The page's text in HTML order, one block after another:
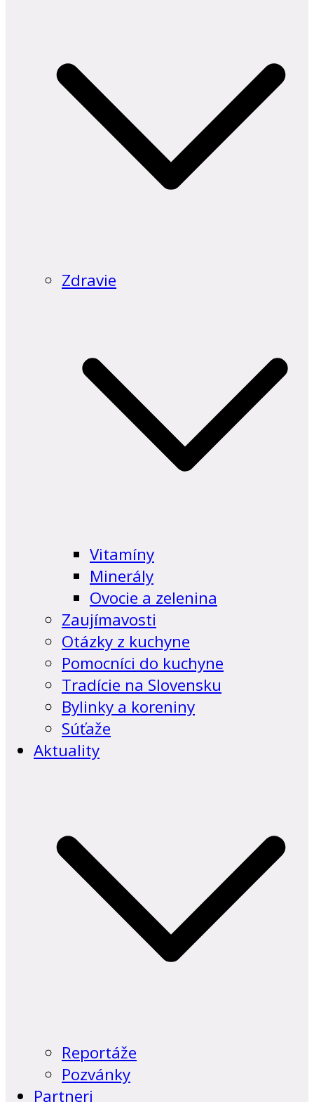
Zdravie
Vitamíny
Minerály
Ovocie a zelenina
Zaujímavosti
Otázky z kuchyne
Pomocníci do kuchyne
Tradície na Slovensku
Bylinky a koreniny
Súťaže
Aktuality
Reportáže
Pozvánky
Partneri